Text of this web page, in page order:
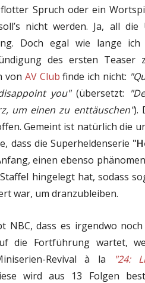
Spruch oder ein
nicht werden. Ja, all die
Doch egal wie lange ich
des ersten Teaser
von AV Club finde ich nicht:
you"(übersetzt:
um einen zu enttäuschen").
Gemeint ist natürlich die
dass die Superheldenserie
einen ebenso
hingelegt hat, sodass
war, um dranzubleiben.
NBC, dass es irgendwo noch
die Fortführung wartet,
Revival à la
"24:
wird aus 13 Folgen